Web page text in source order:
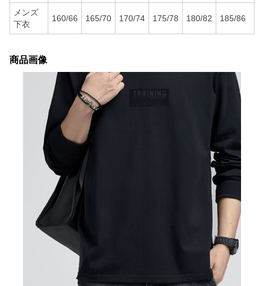
メンズ
下衣
160/66 165/70 170/74 175/78 180/82 185/86
商品画像